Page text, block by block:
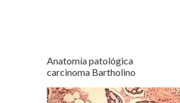
Anatomía patológica
carcinoma Bartholino